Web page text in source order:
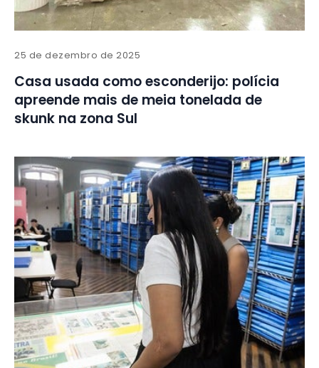
25 de dezembro de 2025
Casa usada como esconderijo: polícia
apreende mais de meia tonelada de
skunk na zona Sul